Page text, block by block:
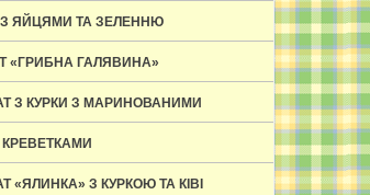
ЯЙЦЯМИ ТА ЗЕЛЕННЮ
«ГРИБНА ГАЛЯВИНА»
З КУРКИ З МАРИНОВАНИМИ
КРЕВЕТКАМИ
З КУРКОЮ ТА КІВІ